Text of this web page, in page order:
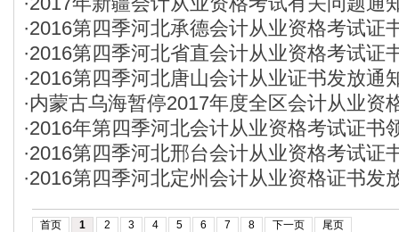
·2016第四季河北承德会计从业资格考试证
·2016第四季河北省直会计从业资格考试证
·2016第四季河北唐山会计从业证书发放通
·内蒙古乌海暂停2017年度全区会计从业资
告
·2016年第四季河北会计从业资格考试证书
·2016第四季河北邢台会计从业资格考试证
·2016第四季河北定州会计从业资格证书发
首页 1 2 3 4 5 6 7 8 下一页 尾页